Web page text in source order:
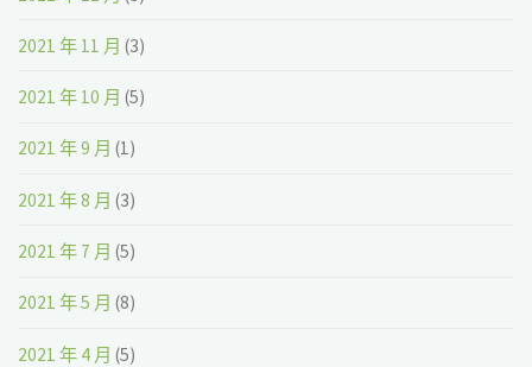
2021 年 11 月 (3)
2021 年 10 月 (5)
2021 年 9 月 (1)
2021 年 8 月 (3)
2021 年 7 月 (5)
2021 年 5 月 (8)
2021 年 4 月 (5)